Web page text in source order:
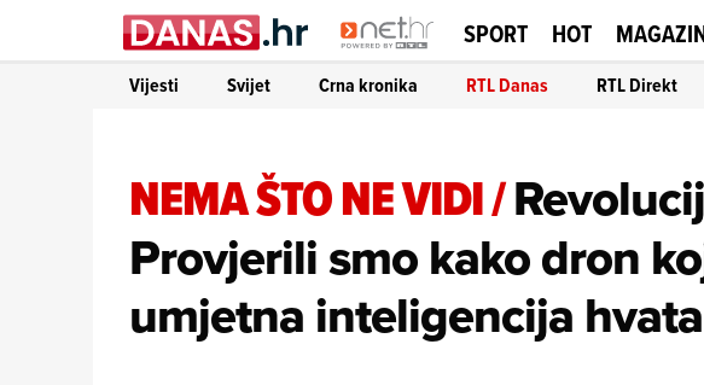
SPORT HOT
Vijesti Svijet Crna kronika RTL Danas RTL Direkt
NEMA ŠTO NE VIDI/
Provjerili smo kako dron
umjetna inteligencija